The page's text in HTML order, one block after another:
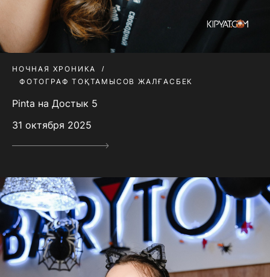
НОЧНАЯ ХРОНИКА
ФОТОГРАФ ТОҚТАМЫСОВ ЖАЛҒАСБЕК
Pinta на Достык 5
31 октября 2025